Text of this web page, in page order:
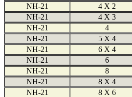
NH-21
4 X 2
NH-21
4 X 3
NH-21
4
NH-21
5 X 4
NH-21
6 X 4
NH-21
6
NH-21
8
NH-21
8 X 4
NH-21
8 X 6